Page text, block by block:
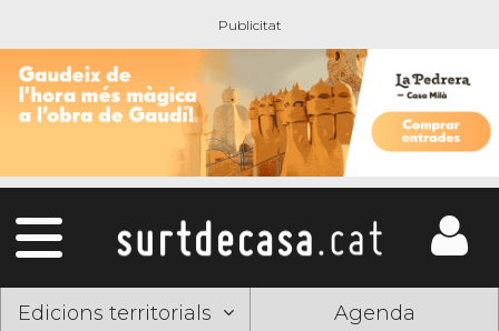
Edicions territorials Agenda